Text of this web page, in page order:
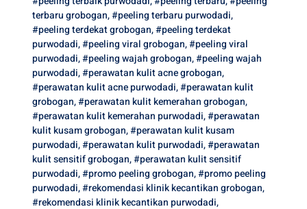
terbaru grobogan,#peeling terbaru purwodadi,
#peeling terdekat grobogan,#peeling terdekat
purwodadi,#peeling viral grobogan,#peeling viral
purwodadi,#peeling wajah grobogan,#peeling wajah
purwodadi,#perawatan kulit acne grobogan,
#perawatan kulit acne purwodadi,#perawatan kulit
grobogan,#perawatan kulit kemerahan grobogan,
#perawatan kulit kemerahan purwodadi,#perawatan
kulit kusam grobogan,#perawatan kulit kusam
purwodadi,#perawatan kulit purwodadi,#perawatan
kulit sensitif grobogan,#perawatan kulit sensitif
purwodadi,#promo peeling grobogan,#promo peeling
purwodadi,#rekomendasi klinik kecantikan grobogan,
#rekomendasi klinik kecantikan purwodadi,